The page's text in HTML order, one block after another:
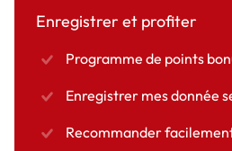
Enregistrer et profiter
Programme de points
Enregistrer mes donnée
Recommander